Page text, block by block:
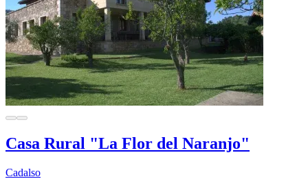
Casa Rural "La Flor del Naranjo"
Cadalso